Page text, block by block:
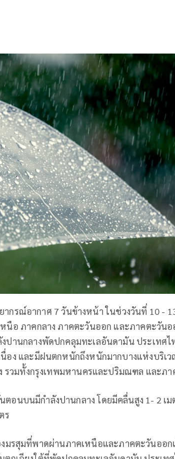
กรณ์อากาศ 7 วันข้างหน้า ในช่วงวันที่ 10 -
นือ ภาคกลาง ภาคตะวันออก และภาคตะวันอ
ปานกลางพัดปกคลุมทะเลอันดามัน ประเทศไ
อง และมีฝนตกหนักถึงหนักมากบางแห่งบริเ
รวมทั้งกรุงเทพมหานครและปริมณฑล และภ
อนบนมีกำลังปานกลาง โดยมีคลื่นสูง 1- 2 เ
ร
มรสุมที่พาดผ่านภาคเหนือและภาคตะวันออก